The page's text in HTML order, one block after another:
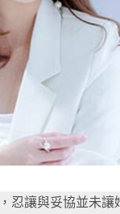
忍讓與妥協並未讓